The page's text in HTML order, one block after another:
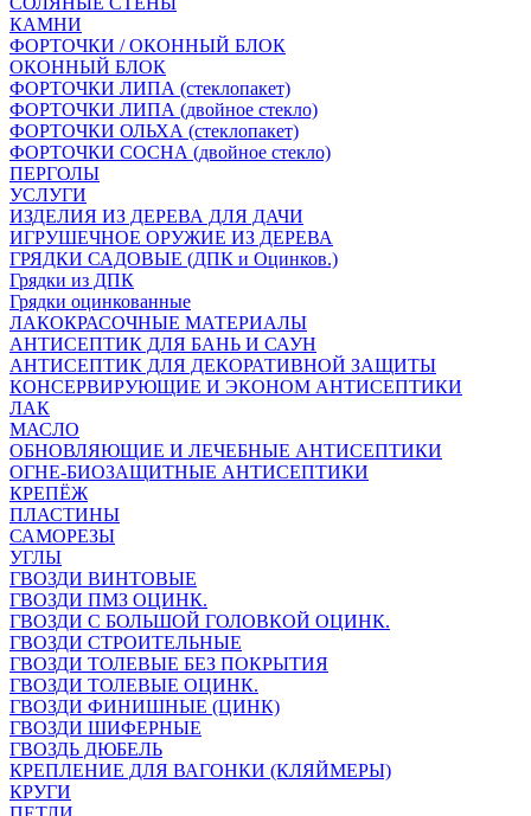
КАМНИ
ФОРТОЧКИ / ОКОННЫЙ БЛОК
ОКОННЫЙ БЛОК
ФОРТОЧКИ ЛИПА (стеклопакет)
ФОРТОЧКИ ЛИПА (двойное стекло)
ФОРТОЧКИ ОЛЬХА (стеклопакет)
ФОРТОЧКИ СОСНА (двойное стекло)
ПЕРГОЛЫ
УСЛУГИ
ИЗДЕЛИЯ ИЗ ДЕРЕВА ДЛЯ ДАЧИ
ИГРУШЕЧНОЕ ОРУЖИЕ ИЗ ДЕРЕВА
ГРЯДКИ САДОВЫЕ (ДПК и Оцинков.)
Грядки из ДПК
Грядки оцинкованные
ЛАКОКРАСОЧНЫЕ МАТЕРИАЛЫ
АНТИСЕПТИК ДЛЯ БАНЬ И САУН
АНТИСЕПТИК ДЛЯ ДЕКОРАТИВНОЙ ЗАЩИТЫ
КОНСЕРВИРУЮЩИЕ И ЭКОНОМ АНТИСЕПТИКИ
ЛАК
МАСЛО
ОБНОВЛЯЮЩИЕ И ЛЕЧЕБНЫЕ АНТИСЕПТИКИ
ОГНЕ-БИОЗАЩИТНЫЕ АНТИСЕПТИКИ
КРЕПЁЖ
ПЛАСТИНЫ
САМОРЕЗЫ
УГЛЫ
ГВОЗДИ ВИНТОВЫЕ
ГВОЗДИ ПМЗ ОЦИНК.
ГВОЗДИ С БОЛЬШОЙ ГОЛОВКОЙ ОЦИНК.
ГВОЗДИ СТРОИТЕЛЬНЫЕ
ГВОЗДИ ТОЛЕВЫЕ БЕЗ ПОКРЫТИЯ
ГВОЗДИ ТОЛЕВЫЕ ОЦИНК.
ГВОЗДИ ФИНИШНЫЕ (ЦИНК)
ГВОЗДИ ШИФЕРНЫЕ
ГВОЗДЬ ДЮБЕЛЬ
КРЕПЛЕНИЕ ДЛЯ ВАГОНКИ (КЛЯЙМЕРЫ)
КРУГИ